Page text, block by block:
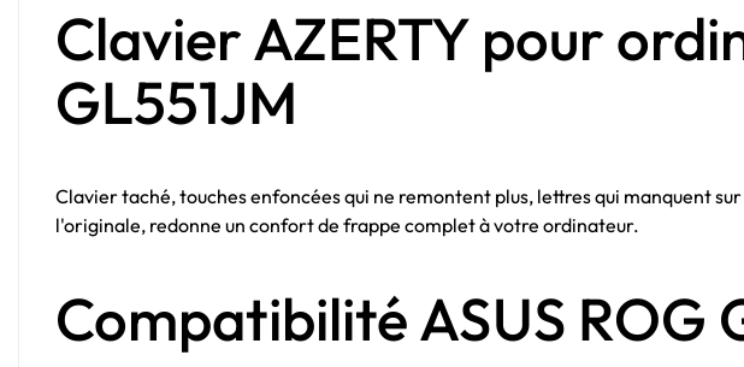
Clavier AZERTY pour
GL551JM
Clavier taché, touches enfoncées qui ne remontent plus, lettres qui manquent
l'originale, redonne un confort de frappe complet à votre ordinateur.
Compatibilité ASUS ROG